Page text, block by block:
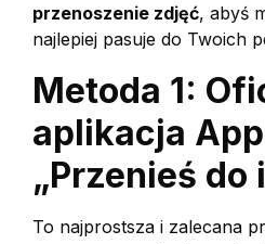
przenoszenie zdjęć, abyś
najlepiej pasuje do Twoich
Metoda 1:
aplikacja
„Przenieś do
To najprostsza i zalecana